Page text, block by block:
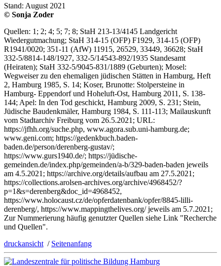
Stand: August 2021
© Sonja Zoder
Quellen: 1; 2; 4; 5; 7; 8; StaH 213-13/4145 Landgericht
Wiedergutmachung; StaH 314-15 (OFP) F1929, 314-15 (OFP)
R1941/0020; 351-11 (AfW) 11915, 26529, 33449, 36628; StaH
332-5/8814-148/1927, 332-5/14543-892/1935 Standesamt
(Heiraten); StaH 332-5/9045-831/1889 (Geburten); Mosel:
Wegweiser zu den ehemaligen jüdischen Stätten in Hamburg, Heft
2, Hamburg 1985, S. 14; Koser, Brunotte: Stolpersteine in
Hamburg- Eppendorf und Hoheluft-Ost, Hamburg 2011, S. 138-
144; Apel: In den Tod geschickt, Hamburg 2009, S. 231; Stein,
Jüdische Baudenkmäler, Hamburg 1984, S. 111-113; Mailauskunft
vom Stadtarchiv Freiburg vom 26.5.2021; URL:
https://jfhh.org/suche.php, www.agora.sub.uni-hamburg.de;
www.geni.com; https://gedenkbuch.baden-
baden.de/person/derenberg-gustav/;
https://www.gurs1940.de/; https://jüdische-
gemeinden.de/index.php/gemeinden/a-b/329-baden-baden jeweils
am 4.5.2021; https://archive.org/details/aufbau am 27.5.2021;
https://collections.arolsen-archives.org/archive/4968452/?
p=1&s=derenberg&doc_id=4968452,
https://www.holocaust.cz/de/opferdatenbank/opfer/8845-lilli-
derenberg/, https://www.mappingthelives.org/ jeweils am 5.7.2021;
Zur Nummerierung häufig genutzter Quellen siehe Link "Recherche
und Quellen".
druckansicht / Seitenanfang